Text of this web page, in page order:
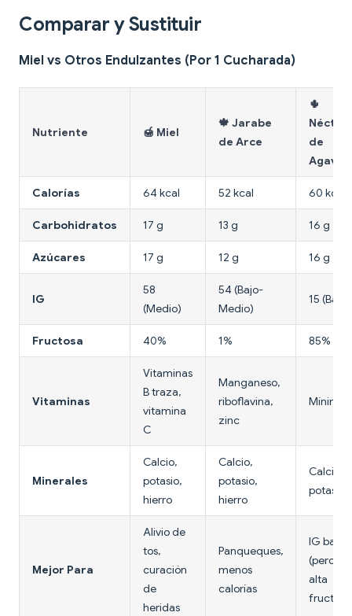
Comparar y Sustituir
Miel vs Otros Endulzantes (Por 1 Cucharada)
Nutriente 🍯 Miel
🍁 Jarabe
de Arce
🌵
Néctar
de
Agave
Calorías 64 kcal 52 kcal 60 kcal
Carbohidratos 17 g 13 g 16 g
Azúcares 17 g 12 g 16 g
IG
58
(Medio)
54 (Bajo-
Medio)
15 (Bajo)
Fructosa 40% 1% 85%
Vitaminas
Vitaminas
B traza,
vitamina
C
Manganeso,
riboflavina,
zinc
Mínimo
Minerales
Calcio,
potasio,
hierro
Calcio,
potasio,
hierro
Calcio,
potasio
Mejor Para
Alivio de
tos,
curación
de
heridas
Panqueques,
menos
calorías
IG bajo
(pero
alta